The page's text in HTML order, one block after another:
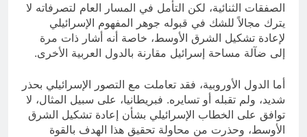
الصفقات الثنائية، لكن التأمل في المسار العام لتصرفاته لا
يترك مجالاً للشك في قبوله جوهر المفهوم الإسرائيلي
لإعادة تشكيل الشرق الأوسط، خاصة أنه أشار ذات مرة
إلى ضآلة مساحة إسرائيل مقارنة بالدول العربية الأخرى.
أما الدول الأوروبية، فقد تعاملت مع التصور الإسرائيلي بحذر
شديد، ولم تقبله أو تسايره. فبريطانيا، على سبيل المثال، لا
توافق على الخطاب الإسرائيلي بشأن إعادة تشكيل الشرق
الأوسط، وحذرت من محاولة تحقيق هذا الهدف بالقوة